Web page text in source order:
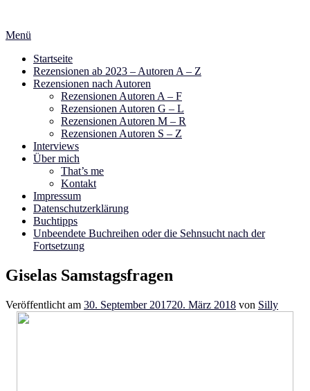
springen
Menü
Startseite
Rezensionen ab 2023 – Autoren A – Z
Rezensionen nach Autoren
Rezensionen Autoren A – F
Rezensionen Autoren G – L
Rezensionen Autoren M – R
Rezensionen Autoren S – Z
Interviews
Über mich
That’s me
Kontakt
Impressum
Datenschutzerklärung
Buchtipps
Unbeendete Buchreihen oder die Sehnsucht nach der
Fortsetzung
Giselas Samstagsfragen
Veröffentlicht am 30. September 201720. März 2018 von Silly